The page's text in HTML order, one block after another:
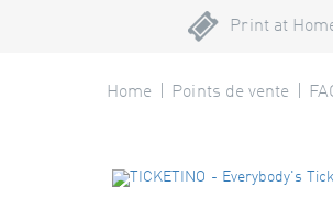
Print at
Home Points de vente